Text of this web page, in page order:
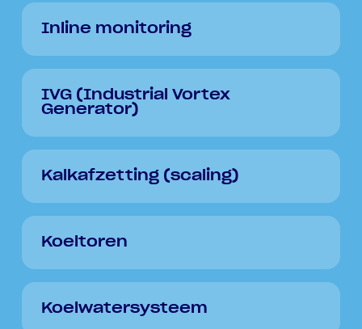
Inline monitoring
IVG (Industrial Vortex
Generator)
Kalkafzetting (scaling)
Koeltoren
Koelwatersysteem